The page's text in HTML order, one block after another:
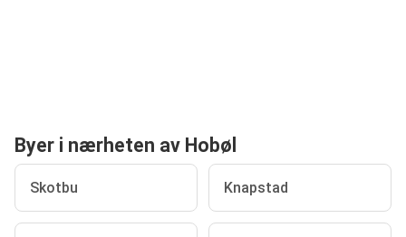
Byer i nærheten av Hobøl
Skotbu Knapstad